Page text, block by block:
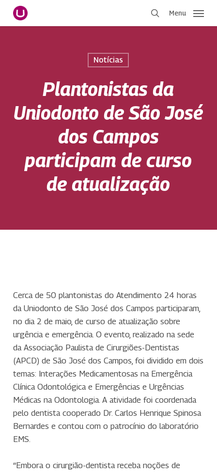
Pular
para
Menu
Notícias
Plantonistas da
Uniodonto de São José
dos Campos
participam de curso
de atualização
Cerca de 50 plantonistas do Atendimento 24 horas
da Uniodonto de São José dos Campos participaram,
no dia 2 de maio, de curso de atualização sobre
urgência e emergência. O evento, realizado na sede
da Associação Paulista de Cirurgiões-Dentistas
(APCD) de São José dos Campos, foi dividido em dois
temas: Interações Medicamentosas na Emergência
Clínica Odontológica e Emergências e Urgências
Médicas na Odontologia. A atividade foi coordenada
pelo dentista cooperado Dr. Carlos Henrique Spinosa
Bernardes e contou com o patrocínio do laboratório
EMS.
“Embora o cirurgião-dentista receba noções de